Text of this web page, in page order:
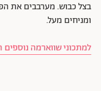
בצל כבוש. מערבבים את
ומניחים מעל.
למתכוני שווארמה